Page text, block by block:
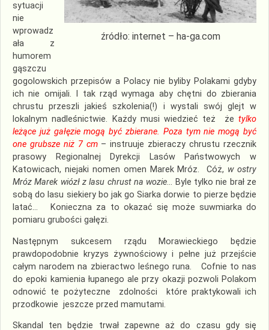
źródło: internet – ha-ga.com
sytuacji
nie
wprowadz
ała z
humorem
gąszczu
gogolowskich przepisów a Polacy nie byliby Polakami gdyby
ich nie omijali. I tak rząd wymaga aby chętni do zbierania
chrustu przeszli jakieś szkolenia(!) i wystali swój glejt w
lokalnym nadleśnictwie. Każdy musi wiedzieć też że tylko
leżące już gałęzie mogą być zbierane. Poza tym nie mogą być
one grubsze niż 7 cm– instruuje zbieraczy chrustu rzecznik
prasowy Regionalnej Dyrekcji Lasów Państwowych w
Katowicach, niejaki nomen omen Marek Mróz. Cóż, w ostry
Mróz Marek wiózł z lasu chrust na wozie… Byle tylko nie brał ze
sobą do lasu siekiery bo jak go Siarka dorwie to pierze będzie
latać… Konieczna za to okazać się może suwmiarka do
pomiaru grubości gałęzi.
Następnym sukcesem rządu Morawieckiego będzie
prawdopodobnie kryzys żywnościowy i pełne już przejście
całym narodem na zbieractwo leśnego runa. Cofnie to nas
do epoki kamienia łupanego ale przy okazji pozwoli Polakom
odnowić te pożyteczne zdolności które praktykowali ich
przodkowie jeszcze przed mamutami.
Skandal ten będzie trwał zapewne aż do czasu gdy się